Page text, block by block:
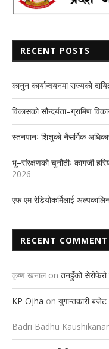
RECENT POSTS
कानुन कार्यान्वयनमा राज्यको
विकासको सौन्दर्यता–ग्रामिण
स्तनपानः शिशुको नैसर्गिक
भू–संरक्षणको चुनौतीः कागजी
2026
एफ एम रेडियोकर्मिलाई
RECENT
कृष्ण खनाल on तनहुँको
KP Ojha on युगान्तकारी बजेट
Badri Badhu